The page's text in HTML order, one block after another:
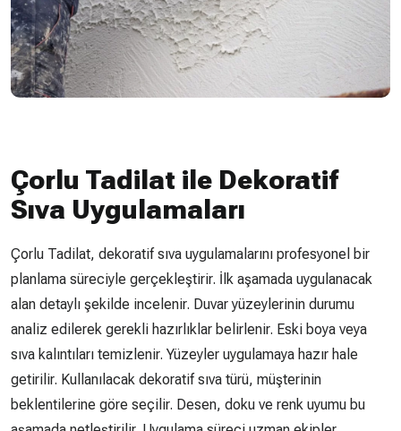
Çorlu Tadilat ile Dekoratif
Sıva Uygulamaları
Çorlu Tadilat, dekoratif sıva uygulamalarını profesyonel bir
planlama süreciyle gerçekleştirir. İlk aşamada uygulanacak
alan detaylı şekilde incelenir. Duvar yüzeylerinin durumu
analiz edilerek gerekli hazırlıklar belirlenir. Eski boya veya
sıva kalıntıları temizlenir. Yüzeyler uygulamaya hazır hale
getirilir. Kullanılacak dekoratif sıva türü, müşterinin
beklentilerine göre seçilir. Desen, doku ve renk uyumu bu